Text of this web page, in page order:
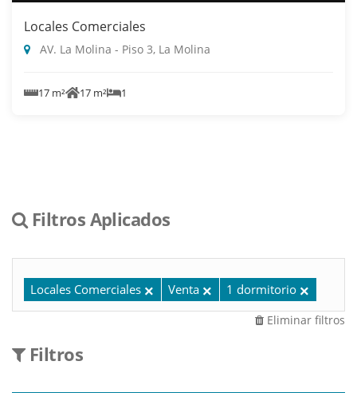
Locales Comerciales
AV. La Molina - Piso 3, La Molina
17 m² 17 m² 1
Filtros Aplicados
Locales Comerciales Venta 1 dormitorio
Eliminar filtros
Filtros